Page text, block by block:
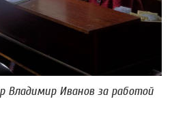
Владимир Иванов за работой